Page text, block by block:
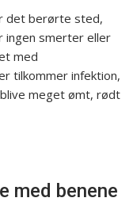
det berørte sted,
ingen smerter eller
med
tilkommer infektion,
meget ømt, rødt
med benene